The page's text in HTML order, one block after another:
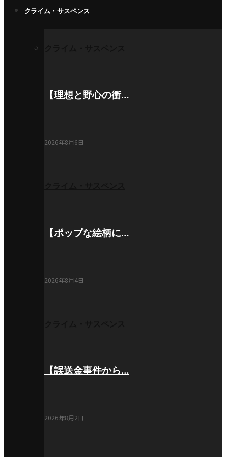
クライム・サスペンス
【理想と野心の衝…
2026年8月6日
【ポップな絵柄に…
2026年8月4日
【誤送金事件から…
2026年8月2日